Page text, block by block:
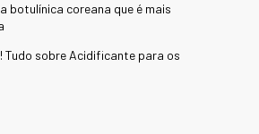
botulínica coreana que é mais
Tudo sobre Acidificante para os